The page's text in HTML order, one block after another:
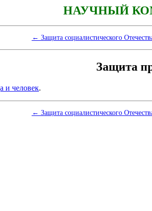
НАУЧНЫЙ
← Защита социалистического
Защита
и человек.
← Защита социалистического